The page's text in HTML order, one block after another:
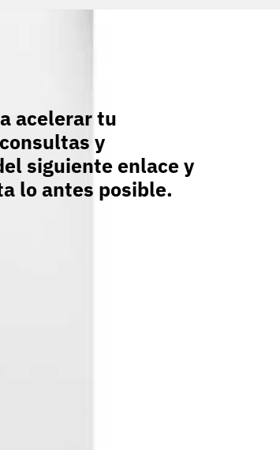
acelerar tu
y
siguiente enlace y
lo antes posible.